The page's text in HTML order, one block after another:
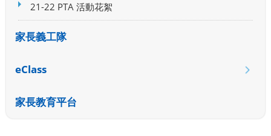
21-22 PTA 活動花絮
家長義工隊
eClass
家長教育平台